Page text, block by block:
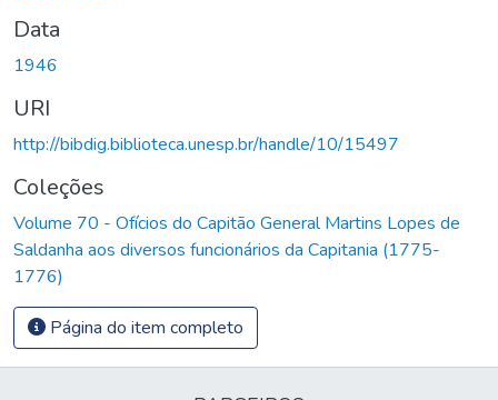
Data
1946
URI
http://bibdig.biblioteca.unesp.br/handle/10/15497
Coleções
Volume 70 - Ofícios do Capitão General Martins Lopes de
Saldanha aos diversos funcionários da Capitania (1775-
1776)
Página do item completo